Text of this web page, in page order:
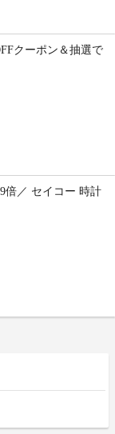
クーポン＆抽選で
倍／ セイコー 時計